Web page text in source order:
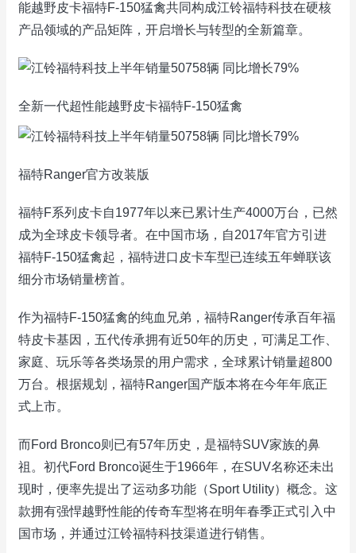
能越野皮卡福特F-150猛禽共同构成江铃福特科技在硬核
产品领域的产品矩阵，开启增长与转型的全新篇章。
全新一代超性能越野皮卡福特F-150猛禽
福特Ranger官方改装版
福特F系列皮卡自1977年以来已累计生产4000万台，已然
成为全球皮卡领导者。在中国市场，自2017年官方引进
福特F-150猛禽起，福特进口皮卡车型已连续五年蝉联该
细分市场销量榜首。
作为福特F-150猛禽的纯血兄弟，福特Ranger传承百年福
特皮卡基因，五代传承拥有近50年的历史，可满足工作、
家庭、玩乐等各类场景的用户需求，全球累计销量超800
万台。根据规划，福特Ranger国产版本将在今年年底正
式上市。
而Ford Bronco则已有57年历史，是福特SUV家族的鼻
祖。初代Ford Bronco诞生于1966年，在SUV名称还未出
现时，便率先提出了运动多功能（Sport Utility）概念。这
款拥有强悍越野性能的传奇车型将在明年春季正式引入中
国市场，并通过江铃福特科技渠道进行销售。